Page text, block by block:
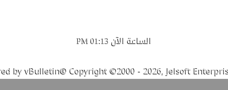
الساعة الآن 01:13 PM
by vBulletin® Copyright ©2000 - 2026, Jelsoft